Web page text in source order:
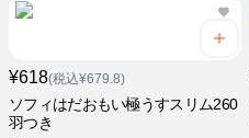
¥618(税込¥679.8)
ソフィはだおもい極うすスリム260
羽つき